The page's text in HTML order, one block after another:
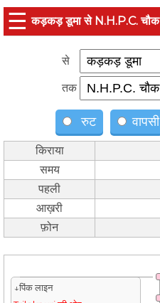
☰ कड़कड़ डूमा से N.H.P.C. चौक
से
तक
रुट वापसी
किराया
समय
पहली
आख़री
फ़ोन
↓पिंक लाइन